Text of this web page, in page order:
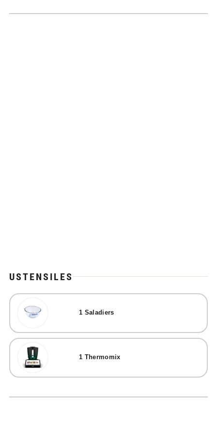
USTENSILES
1 Saladiers
1 Thermomix